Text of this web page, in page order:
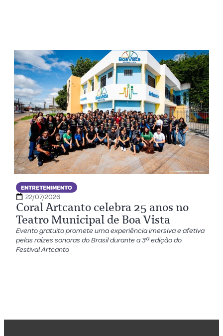
ENTRETENIMENTO
22/07/2026
Coral Artcanto celebra 25 anos no
Teatro Municipal de Boa Vista
Evento gratuito promete uma experiência imersiva e afetiva
pelas raízes sonoras do Brasil durante a 3ª edição do
Festival Artcanto